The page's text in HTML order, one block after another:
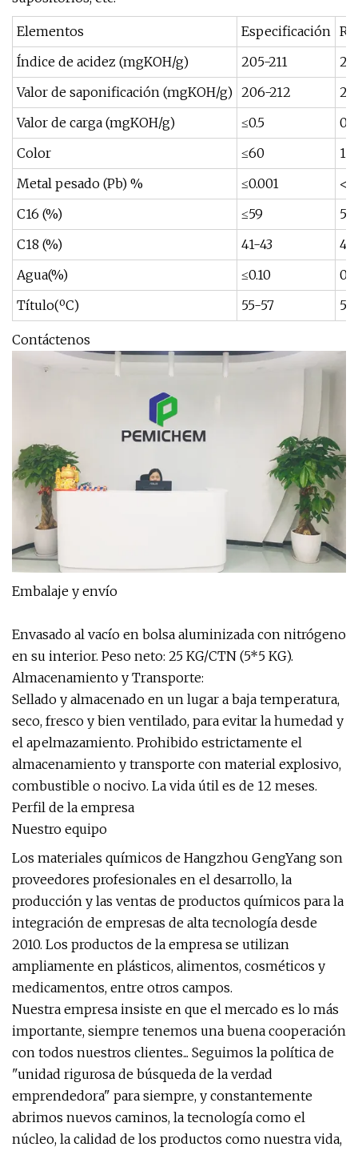
Elementos Especificación
Índice de acidez (mgKOH/g)
205-211
Valor de saponificación (mgKOH/g) 206-212
Valor de carga (mgKOH/g)
≤0.5
Color
≤60
18
Metal pesado (Pb) %
≤0.001
C16 (%)
≤59
C18 (%)
41-43
Agua(%)
≤0.10
Título(ºC)
55-57
Contáctenos
Embalaje y envío
Envasado al vacío en bolsa aluminizada con nitrógeno
en su interior. Peso neto: 25 KG/CTN (5*5 KG).
Almacenamiento y Transporte:
Sellado y almacenado en un lugar a baja temperatura,
seco, fresco y bien ventilado, para evitar la humedad y
el apelmazamiento. Prohibido estrictamente el
almacenamiento y transporte con material explosivo,
combustible o nocivo. La vida útil es de 12 meses.
Perfil de la empresa
Nuestro equipo
Los materiales químicos de Hangzhou GengYang son
proveedores profesionales en el desarrollo, la
producción y las ventas de productos químicos para la
integración de empresas de alta tecnología desde
2010. Los productos de la empresa se utilizan
ampliamente en plásticos, alimentos, cosméticos y
medicamentos, entre otros campos.
Nuestra empresa insiste en que el mercado es lo más
importante, siempre tenemos una buena cooperación
con todos nuestros clientes... Seguimos la política de
"unidad rigurosa de búsqueda de la verdad
emprendedora" para siempre, y constantemente
abrimos nuevos caminos, la tecnología como el
núcleo, la calidad de los productos como nuestra vida,